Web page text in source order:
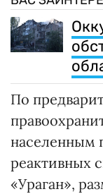
По
населенным
реактивных
«Ураган»,